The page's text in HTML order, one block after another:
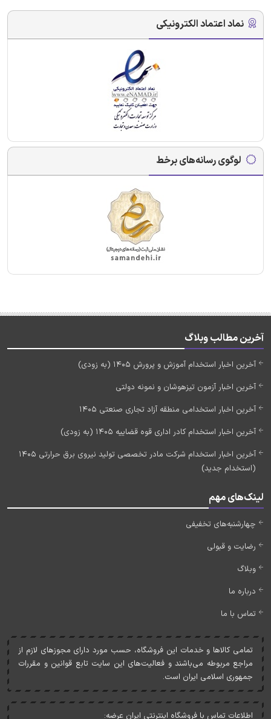
نماد اعتماد الکترونیکی
لوگوی رسانه‌های برخط
آخرین مطالب وبلاگ
آخرین اخبار استخدام آموزش و پرورش 1405 (به زودی)
آخرین اخبار آزمون تیزهوشان و نمونه دولتی
آخرین اخبار استخدامی منطقه آزاد تجاری صنعتی 1405
آخرین اخبار استخدام کادر اداری قوه قضاییه 1405 (به زودی)
آخرین اخبار استخدام شرکت مادر تخصصی تولید نیروی برق حرارتی 1405
(استخدام جدید)
لینک‌های مهم
چهارشنبه‌های تخفیفی
رضایت و قبولی
وبلاگ
درباره ما
تماس با ما
تمامی کالاها و خدمات اين فروشگاه، حسب مورد دارای مجوزهای لازم از
مراجع مربوطه می‌باشند و فعاليت‌های اين سايت تابع قوانين و مقررات
جمهوری اسلامی ايران است.
اطلاعات تماس با فروشگاه اینترنتی ایران عرضه: